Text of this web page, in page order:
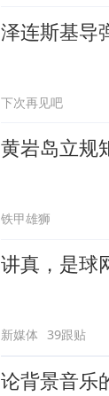
泽连斯基导
下次再见吧
黄岩岛立规
铁甲雄狮
讲真，是球
新媒体 39跟贴
论背景音乐